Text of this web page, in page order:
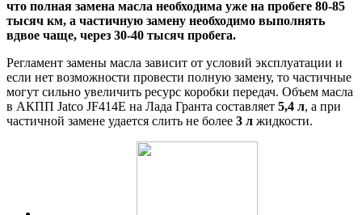
что полная замена масла необходима уже на пробеге 80-85
тысяч км, а частичную замену необходимо выполнять
вдвое чаще, через 30-40 тысяч пробега.
Регламент замены масла зависит от условий эксплуатации и
если нет возможности провести полную замену, то частичные
могут сильно увеличить ресурс коробки передач. Объем масла
в АКПП Jatco JF414E на Лада Гранта составляет 5,4 л, а при
частичной замене удается слить не более 3 л жидкости.